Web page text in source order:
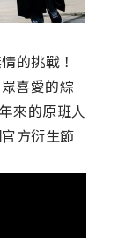
的挑戰！
喜愛的綜
來的原班人
方衍生節